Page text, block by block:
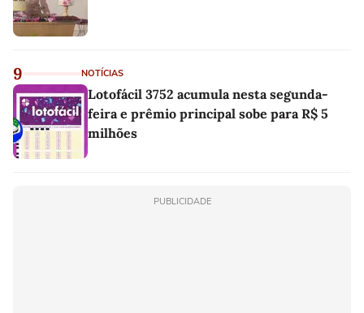
9 NOTÍCIAS
Lotofácil 3752 acumula nesta segunda-
feira e prêmio principal sobe para R$ 5
milhões
PUBLICIDADE